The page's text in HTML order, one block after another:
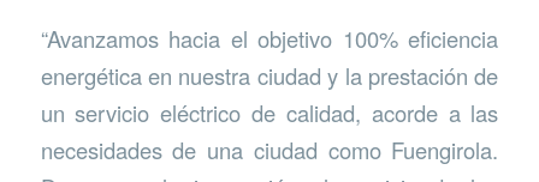
“Avanzamos hacia el objetivo 100% eficiencia
energética en nuestra ciudad y la prestación de
un servicio eléctrico de calidad, acorde a las
necesidades de una ciudad como Fuengirola.